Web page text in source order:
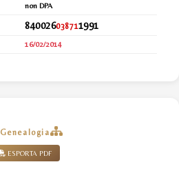
non DPA
840026038711991
16/02/2014
Genealogia
ESPORTA PDF